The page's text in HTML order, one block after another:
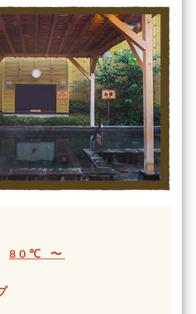
80℃ 〜